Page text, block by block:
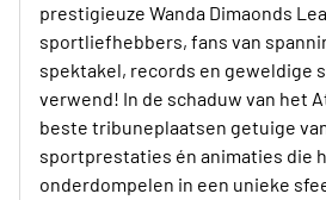
prestigieuze Wanda Dimaonds
sportliefhebbers, fans van
spektakel, records en geweldige
verwend! In de schaduw van het
beste tribuneplaatsen getuige
sportprestaties én animaties die
onderdompelen in een unieke